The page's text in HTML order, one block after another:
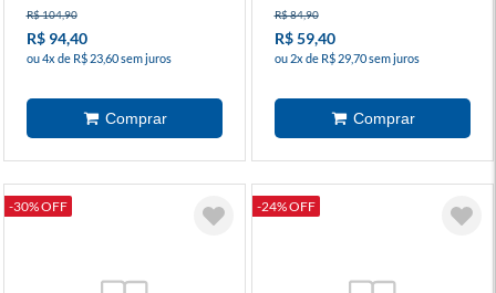
R$ 104,90
R$ 94,40
ou 4x de R$ 23,60 sem juros
R$ 84,90
R$ 59,40
ou 2x de R$ 29,70 sem juros
-30% OFF -24% OFF